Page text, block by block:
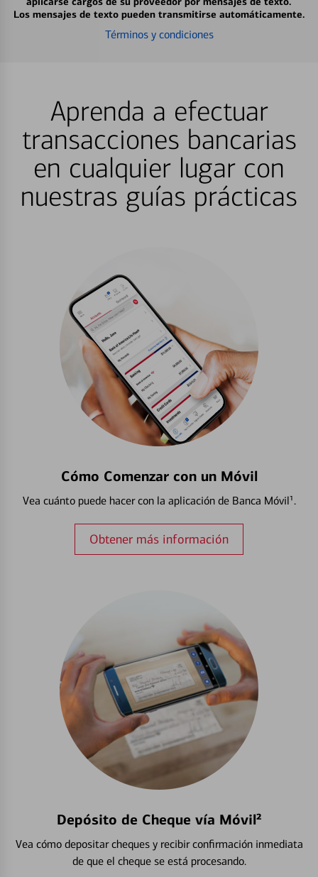
Los mensajes de texto pueden transmitirse automáticamente.
Términos y condiciones
Aprenda a efectuar
transacciones bancarias
en cualquier lugar con
nuestras guías prácticas
Cómo Comenzar con un Móvil
Vea cuánto puede hacer con la aplicación de Banca Móvil¹.
Obtener más información
Depósito de Cheque vía Móvil²
Vea cómo depositar cheques y recibir confirmación inmediata
de que el cheque se está procesando.